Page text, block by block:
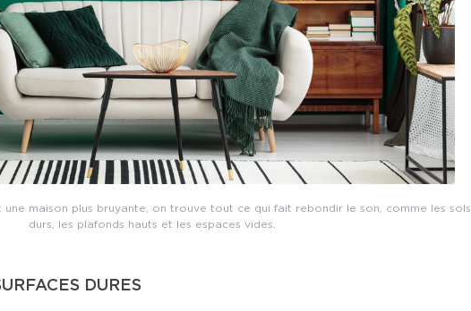
une maison plus bruyante, on trouve tout ce qui fait rebondir le son, comme les sols
durs, les plafonds hauts et les espaces vides.
DURES